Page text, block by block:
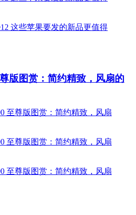
版图赏：简约精致，风扇的